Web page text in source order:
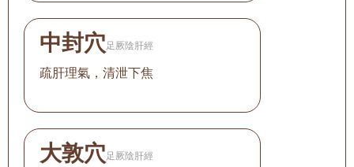
中封穴 足厥陰肝經
疏肝理氣，清泄下焦
大敦穴 足厥陰肝經